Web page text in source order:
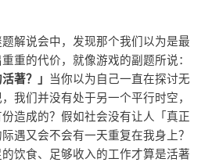
解说会中，发现那个我们以为是最
重的代价，就像游戏的副题所说：
著？」
当你以为自己一直在探讨无
我们并没有处于另一个平行时空，
造成的？假如社会没有让人「真正
遇又会不会有一天重复在我身上？
饮食、足够收入的工作才算是活著